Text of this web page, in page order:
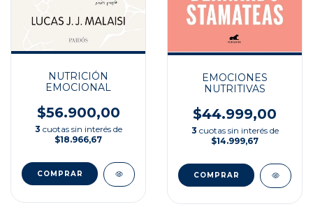
NUTRICIÓN
EMOCIONAL
$56.900,00
3 cuotas sin interés de
$18.966,67
EMOCIONES
NUTRITIVAS
$44.999,00
3 cuotas sin interés de
$14.999,67